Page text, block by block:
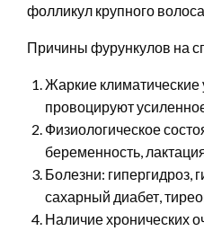
фолликул крупного
Причины фурункулов на
Жаркие климатические
провоцируют
Физиологическое
беременность,
Болезни: гипергидроз,
сахарный диабет,
Наличие хронических